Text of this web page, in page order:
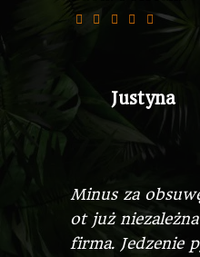
Justyna
Minus za
ot już
firma. Jedzenie